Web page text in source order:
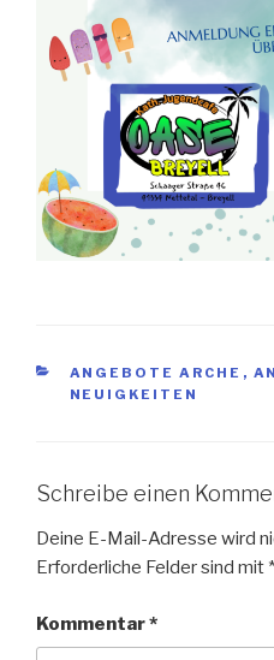
KATEGORIEN
ANGEBOTE ARCHE ,
NEUIGKEITEN
Schreibe einen
Deine E-Mail-Adresse wird
Erforderliche Felder sind mit *
Kommentar*